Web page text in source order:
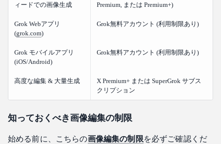
ィードでの画像生成
Premium, または Premium+)
Grok Webアプリ
(grok.com)
Grok無料アカウント (利用制限あり)
Grok モバイルアプリ
(iOS/Android)
Grok無料アカウント (利用制限あり)
高度な編集 & 大量生成
X Premium+ または SuperGrok サブス
クリプション
知っておくべき画像編集の制限
始める前に、こちらの画像編集の制限を必ずご確認くだ